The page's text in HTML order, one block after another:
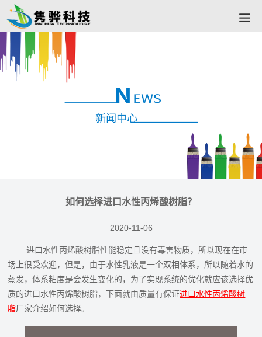
如何选择进口水性丙烯酸树脂‍？
2020-11-06
进口水性丙烯酸树脂‍性能稳定且没有毒害物质，所以现在在市
场上很受欢迎，但是，由于水性乳液是一个双相体系，所以随着水的
蒸发，体系粘度是会发生变化的，为了实现系统的优化就应该选择优
质的进口水性丙烯酸树脂‍，下面就由质量有保证进口水性丙烯酸树
脂‍厂家介绍如何选择。